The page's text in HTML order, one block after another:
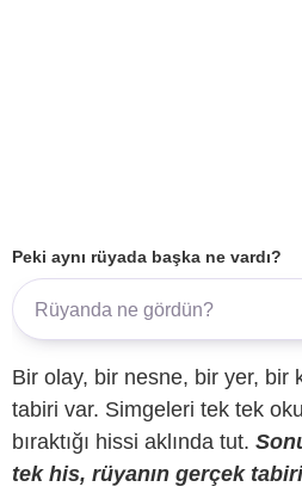
Peki aynı rüyada başka ne vardı?
Bir olay, bir nesne, bir yer, bir
tabiri var. Simgeleri tek tek
bıraktığı hissi aklında tut.
tek his, rüyanın gerçek